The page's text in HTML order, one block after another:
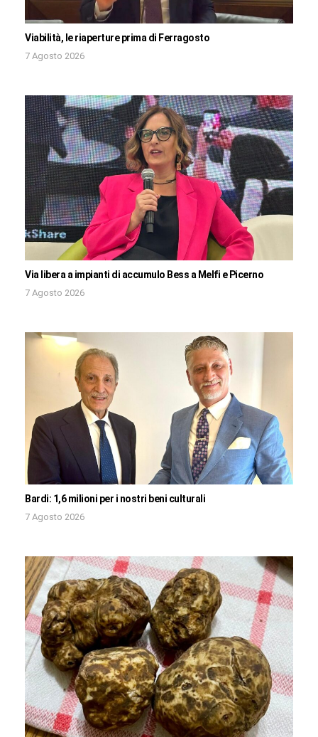
Viabilità, le riaperture prima di Ferragosto
7 Agosto 2026
Via libera a impianti di accumulo Bess a Melfi e Picerno
7 Agosto 2026
Bardi: 1,6 milioni per i nostri beni culturali
7 Agosto 2026